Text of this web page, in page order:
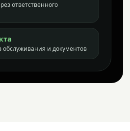
ответственного
обслуживания и документов